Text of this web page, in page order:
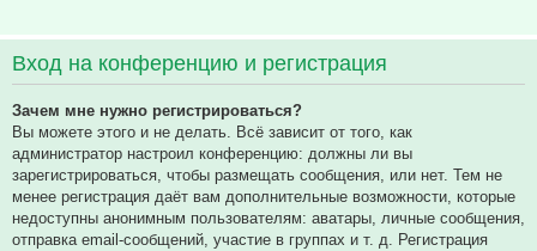
Вход на конференцию и регистрация
Зачем мне нужно регистрироваться?
Вы можете этого и не делать. Всё зависит от того, как
администратор настроил конференцию: должны ли вы
зарегистрироваться, чтобы размещать сообщения, или нет. Тем не
менее регистрация даёт вам дополнительные возможности, которые
недоступны анонимным пользователям: аватары, личные сообщения,
отправка email-сообщений, участие в группах и т. д. Регистрация